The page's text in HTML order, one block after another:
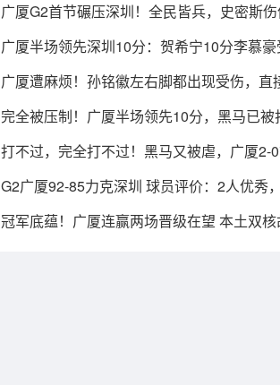
广厦G2首节碾压深圳！全民皆兵，史密斯
广厦半场领先深圳10分：贺希宁10分李慕豪
广厦遭麻烦！孙铭徽左右脚都出现受伤，直
完全被压制！广厦半场领先10分，黑马已被
打不过，完全打不过！黑马又被虐，广厦2-
G2广厦92-85力克深圳 球员评价：2人优秀
冠军底蕴！广厦连赢两场晋级在望 本土双核